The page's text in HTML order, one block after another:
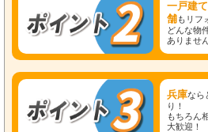
一戸建て
舗もリフ
どんな物
ありませ
兵庫なら
り！
もちろん
大歓迎！